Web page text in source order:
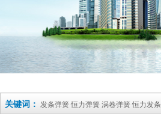
关键词： 发条弹簧 恒力弹簧 涡卷弹簧 恒力发条